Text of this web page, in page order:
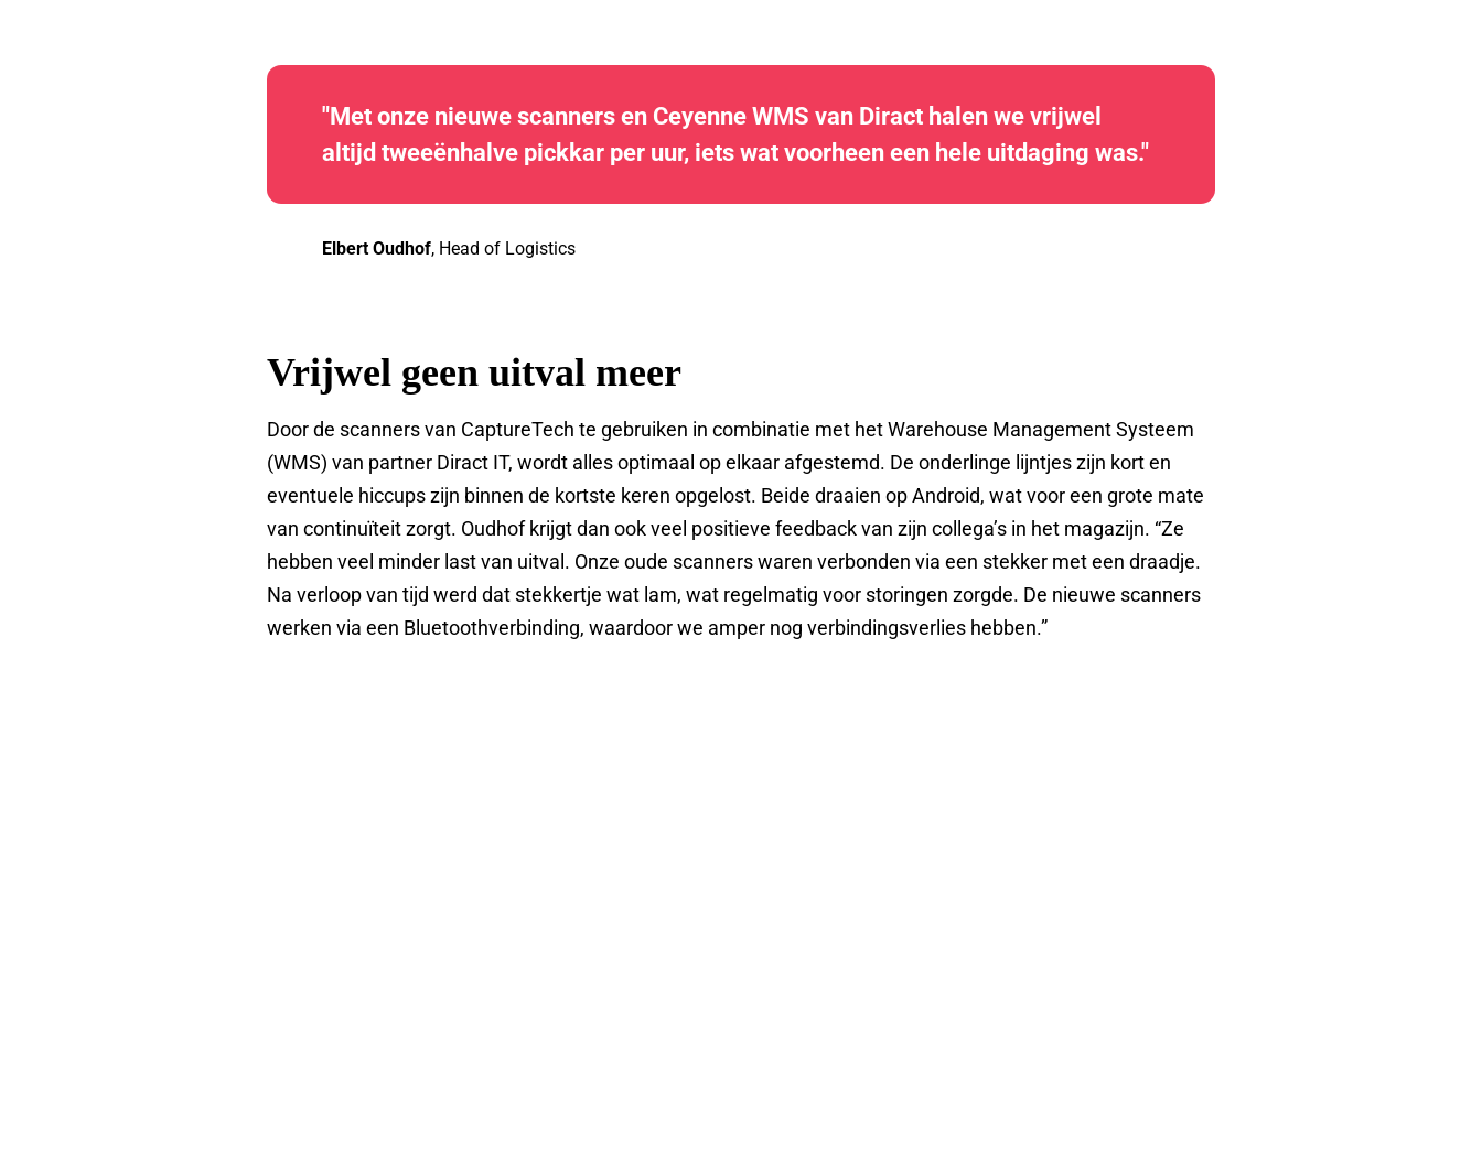
"Met onze nieuwe scanners en Ceyenne WMS van Diract halen we vrijwel
altijd tweeënhalve pickkar per uur, iets wat voorheen een hele uitdaging was."
Elbert Oudhof, Head of Logistics
Vrijwel geen uitval meer
Door de scanners van CaptureTech te gebruiken in combinatie met het Warehouse Management Systeem
(WMS) van partner Diract IT, wordt alles optimaal op elkaar afgestemd. De onderlinge lijntjes zijn kort en
eventuele hiccups zijn binnen de kortste keren opgelost. Beide draaien op Android, wat voor een grote mate
van continuïteit zorgt. Oudhof krijgt dan ook veel positieve feedback van zijn collega’s in het magazijn. “Ze
hebben veel minder last van uitval. Onze oude scanners waren verbonden via een stekker met een draadje.
Na verloop van tijd werd dat stekkertje wat lam, wat regelmatig voor storingen zorgde. De nieuwe scanners
werken via een Bluetoothverbinding, waardoor we amper nog verbindingsverlies hebben.”